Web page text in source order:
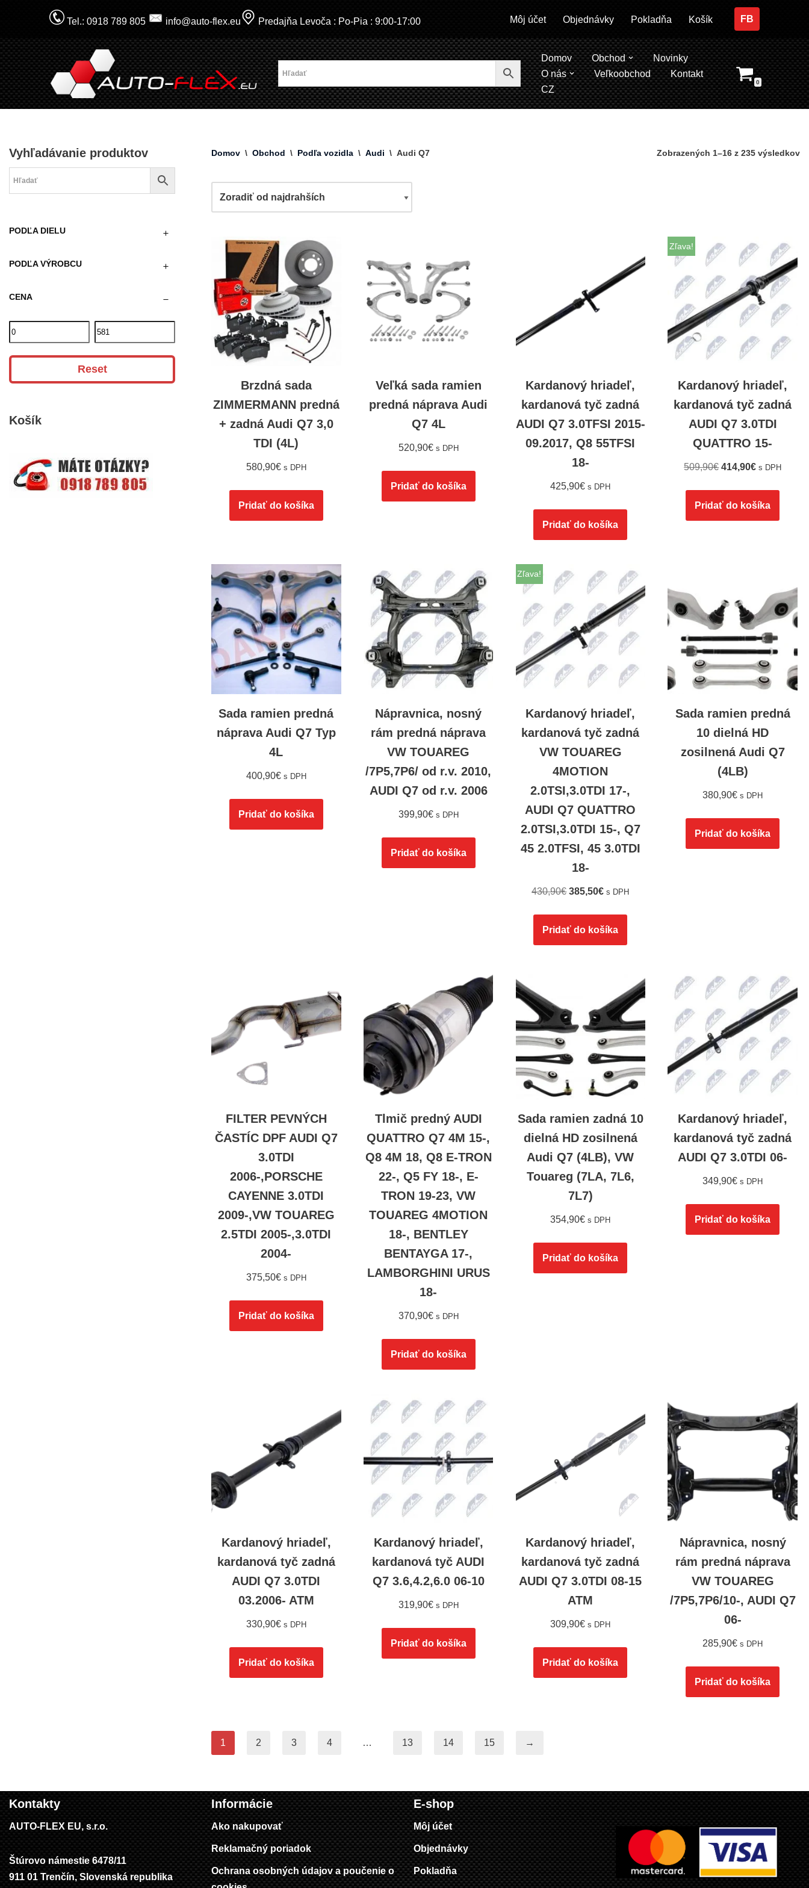
na
obsah
Tel.: 0918 789 805 info@auto-flex.eu Predajňa Levoča : Po-Pia : 9:00-17:00 Môj účet Objednávky Pokladňa Košík FB
Domov Obchod
Novinky
O nás
Veľkoobchod
Kontakt
CZ
0
Vyhľadávanie produktov
PODĽA DIELU
PODĽA VÝROBCU
CENA
Reset
Košík
Domov \ Obchod \ Podľa vozidla \ Audi \ Audi Q7 Zobrazených 1–16 z 235 výsledkov
Brzdná sada
ZIMMERMANN predná
+ zadná Audi Q7 3,0
TDI (4L)
580,90€ s DPH
Pridať do košíka
Veľká sada ramien
predná náprava Audi
Q7 4L
520,90€ s DPH
Pridať do košíka
Kardanový hriadeľ,
kardanová tyč zadná
AUDI Q7 3.0TFSI 2015-
09.2017, Q8 55TFSI
18-
425,90€ s DPH
Pridať do košíka
Zľava!
Kardanový hriadeľ,
kardanová tyč zadná
AUDI Q7 3.0TDI
QUATTRO 15-
509,90€ 414,90€ s DPH
Pridať do košíka
Sada ramien predná
náprava Audi Q7 Typ
4L
400,90€ s DPH
Pridať do košíka
Nápravnica, nosný
rám predná náprava
VW TOUAREG
/7P5,7P6/ od r.v. 2010,
AUDI Q7 od r.v. 2006
399,90€ s DPH
Pridať do košíka
Zľava!
Kardanový hriadeľ,
kardanová tyč zadná
VW TOUAREG
4MOTION
2.0TSI,3.0TDI 17-,
AUDI Q7 QUATTRO
2.0TSI,3.0TDI 15-, Q7
45 2.0TFSI, 45 3.0TDI
18-
430,90€ 385,50€ s DPH
Pridať do košíka
Sada ramien predná
10 dielná HD
zosilnená Audi Q7
(4LB)
380,90€ s DPH
Pridať do košíka
FILTER PEVNÝCH
ČASTÍC DPF AUDI Q7
3.0TDI
2006-,PORSCHE
CAYENNE 3.0TDI
2009-,VW TOUAREG
2.5TDI 2005-,3.0TDI
2004-
375,50€ s DPH
Pridať do košíka
Tlmič predný AUDI
QUATTRO Q7 4M 15-,
Q8 4M 18, Q8 E-TRON
22-, Q5 FY 18-, E-
TRON 19-23, VW
TOUAREG 4MOTION
18-, BENTLEY
BENTAYGA 17-,
LAMBORGHINI URUS
18-
370,90€ s DPH
Pridať do košíka
Sada ramien zadná 10
dielná HD zosilnená
Audi Q7 (4LB), VW
Touareg (7LA, 7L6,
7L7)
354,90€ s DPH
Pridať do košíka
Kardanový hriadeľ,
kardanová tyč zadná
AUDI Q7 3.0TDI 06-
349,90€ s DPH
Pridať do košíka
Kardanový hriadeľ,
kardanová tyč zadná
AUDI Q7 3.0TDI
03.2006- ATM
330,90€ s DPH
Pridať do košíka
Kardanový hriadeľ,
kardanová tyč AUDI
Q7 3.6,4.2,6.0 06-10
319,90€ s DPH
Pridať do košíka
Kardanový hriadeľ,
kardanová tyč zadná
AUDI Q7 3.0TDI 08-15
ATM
309,90€ s DPH
Pridať do košíka
Nápravnica, nosný
rám predná náprava
VW TOUAREG
/7P5,7P6/10-, AUDI Q7
06-
285,90€ s DPH
Pridať do košíka
1 2 3 4 … 13 14 15 →
Kontakty
AUTO-FLEX EU, s.r.o.
Štúrovo námestie 6478/11
911 01 Trenčín, Slovenská republika
Informácie
Ako nakupovať
Reklamačný poriadok
Ochrana osobných údajov a poučenie o
E-shop
Môj účet
Objednávky
Pokladňa